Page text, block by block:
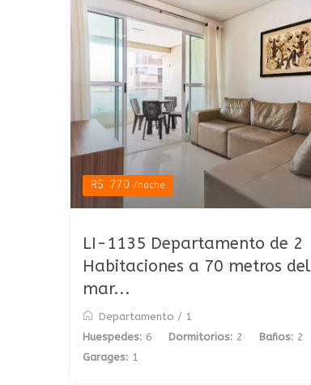
R$ 770/noche
LI-1135 Departamento de 2
Habitaciones a 70 metros del
mar...
Departamento / 1
Huespedes: 6 Dormitorios: 2 Baños: 2
Garages: 1